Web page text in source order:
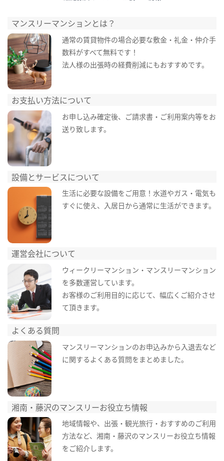
マンスリーマンションとは？
通常の賃貸物件の場合必要な敷金・礼金・仲介手
数料がすべて無料です！
法人様の出張時の経費削減にもおすすめです。
お支払い方法について
お申し込み確定後、ご請求書・ご利用案内等をお
送り致します。
設備とサービスについて
生活に必要な設備をご用意！水道やガス・電気も
すぐに使え、入居日から通常に生活ができます。
運営会社について
ウィークリーマンション・マンスリーマンション
を多数運営しています。
お客様のご利用目的に応じて、幅広くご紹介させ
て頂きます。
よくある質問
マンスリーマンションのお申込みから入退去など
に関するよくある質問をまとめました。
湘南・藤沢のマンスリーお役立ち情報
地域情報や、出張・観光旅行・おすすめのご利用
方法など、湘南・藤沢のマンスリーお役立ち情報
をご紹介します。